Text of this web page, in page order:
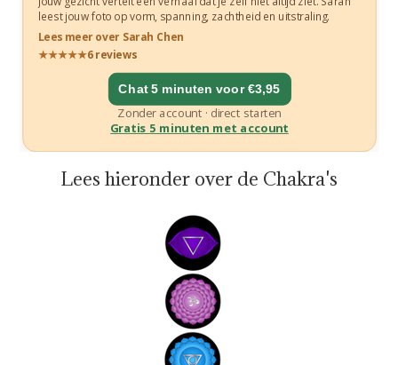
Lees hieronder over de Chakra's